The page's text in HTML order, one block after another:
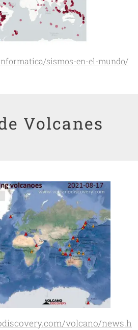
sismos-en-el-mundo/
Volcanes
volcano/news.h